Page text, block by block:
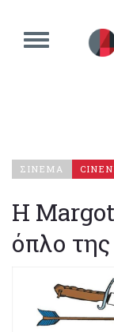
ΣΙΝΕΜΑ
Η Margot
όπλο της